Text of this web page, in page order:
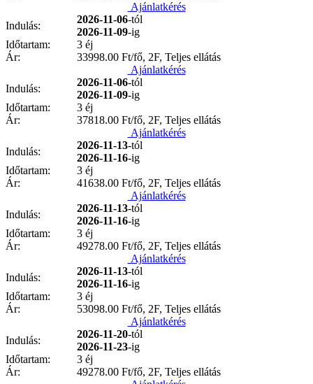
Ajánlatkérés
Indulás:
2026-11-06-tól
2026-11-09-ig
Időtartam:
3 éj
Ár:
33998.00 Ft/fő, 2F, Teljes ellátás
Ajánlatkérés
Indulás:
2026-11-06-tól
2026-11-09-ig
Időtartam:
3 éj
Ár:
37818.00 Ft/fő, 2F, Teljes ellátás
Ajánlatkérés
Indulás:
2026-11-13-tól
2026-11-16-ig
Időtartam:
3 éj
Ár:
41638.00 Ft/fő, 2F, Teljes ellátás
Ajánlatkérés
Indulás:
2026-11-13-tól
2026-11-16-ig
Időtartam:
3 éj
Ár:
49278.00 Ft/fő, 2F, Teljes ellátás
Ajánlatkérés
Indulás:
2026-11-13-tól
2026-11-16-ig
Időtartam:
3 éj
Ár:
53098.00 Ft/fő, 2F, Teljes ellátás
Ajánlatkérés
Indulás:
2026-11-20-tól
2026-11-23-ig
Időtartam:
3 éj
Ár:
49278.00 Ft/fő, 2F, Teljes ellátás